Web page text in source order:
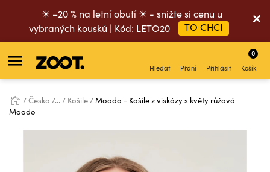
☀ –20 % na letní obutí ☀ - snižte si cenu u
vybraných kousků | Kód: LETO20
TO CHCI
Hledat Přání Přihlásit Košík
0
Česko ... Košile
Moodo - Košile z viskózy s květy růžová
Moodo